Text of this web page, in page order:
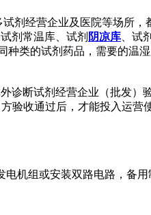
剂经营企业及医院等场所
剂常温库、试剂 阴凉库 、试
种类的试剂药品，需要的温
断试剂经营企业（批发）验
收通过后，才能投入运营
机组或安装双路电路，备用